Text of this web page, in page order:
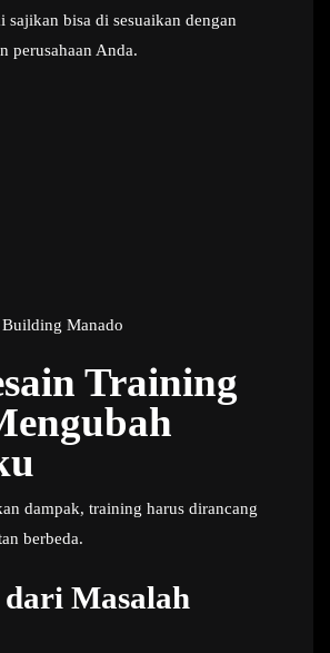
sajikan bisa di sesuaikan dengan
perusahaan Anda.
Manado
Training
dampak, training harus dirancang
berbeda.
Masalah